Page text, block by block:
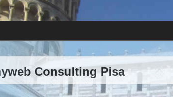
Consulting Pisa